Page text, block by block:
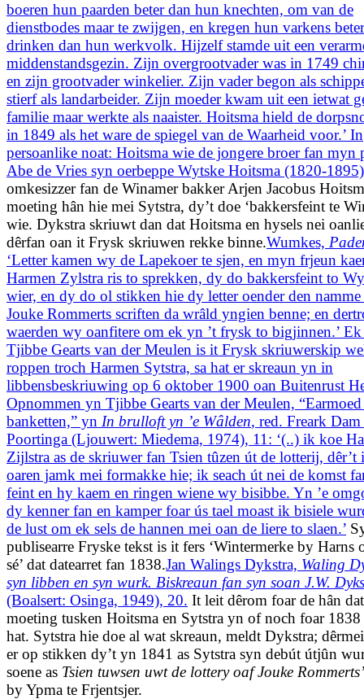
boeren hun paarden beter dan hun knechten, om van de
dienstbodes maar te zwijgen, en kregen hun varkens
drinken dan hun werkvolk. Hijzelf stamde uit een
middenstandsgezin. Zijn overgrootvader was in 1749
en zijn grootvader winkelier. Zijn vader begon als
stierf als landarbeider. Zijn moeder kwam uit een ietwat
familie maar werkte als naaister. Hoitsma hield de
in 1849 als het ware de spiegel van de Waarheid voor.’ In
persoanlike noat: Hoitsma wie de jongere broer fan myn
Abe de Vries syn oerbeppe Wytske Hoitsma (1820-
omkesizzer fan de Winamer bakker Arjen Jacobus
moeting hân hie mei Sytstra, dy’t doe ‘bakkersfeint te
wie. Dykstra skriuwt dan dat Hoitsma en hysels nei
dêrfan oan it Frysk skriuwen rekke binne.Wumkes,
‘Letter kamen wy de Lapekoer te sjen, en myn frjeun
Harmen Zylstra ris to sprekken, dy do bakkersfeint to
wier, en dy do ol stikken hie dy letter oender den namme
Jouke Rommerts scriften da wrâld yngien benne; en
waerden wy oanfitere om ek yn ’t frysk to bigjinnen.’
Tjibbe Gearts van der Meulen is it Frysk skriuwerskip
roppen troch Harmen Sytstra, sa hat er skreaun yn in
libbensbeskriuwing op 6 oktober 1900 oan Buitenrust
Opnommen yn Tjibbe Gearts van der Meulen, “Earmoed
banketten,” yn In brulloft yn ’e Wâlden, red. Freark Dam
Poortinga (Ljouwert: Miedema, 1974), 11: ‘(..) ik koe
Zijlstra as de skriuwer fan Tsien tûzen út de lotterij, dêr’t
oaren jamk mei formakke hie; ik seach út nei de komst
feint en hy kaem en ringen wiene wy bisibbe. Yn ’e
dy kenner fan en kamper foar ús tael moast ik bisiele
de lust om ek sels de hannen mei oan de liere to slaen.’
publisearre Fryske tekst is it fers ‘Wintermerke by Harns
sé’ dat datearret fan 1838.Jan Walings Dykstra, Waling
syn libben en syn wurk. Biskreaun fan syn soan J.W.
(Boalsert: Osinga, 1949), 20. It leit dêrom foar de hân
moeting tusken Hoitsma en Sytstra yn of noch foar
hat. Sytstra hie doe al wat skreaun, meldt Dykstra;
er op stikken dy’t yn 1841 as Sytstra syn debút útjûn
soene as Tsien tuwsen uwt de lottery oaf Jouke
by Ypma te Frjentsjer.